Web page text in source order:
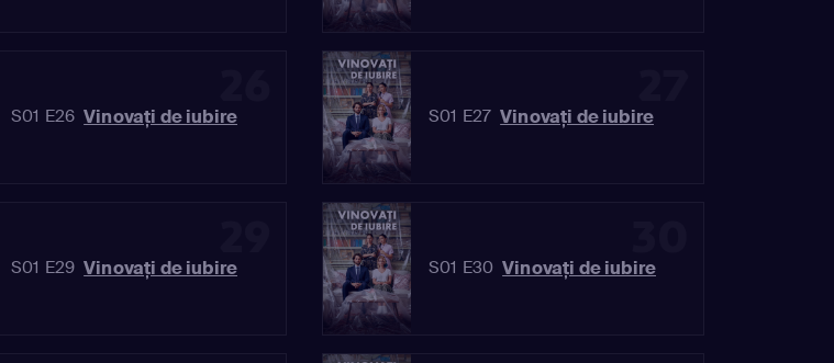
S01 E26 Vinovaţi de iubire S01 E27 Vinovaţi de iubire
S01 E29 Vinovaţi de iubire S01 E30 Vinovaţi de iubire